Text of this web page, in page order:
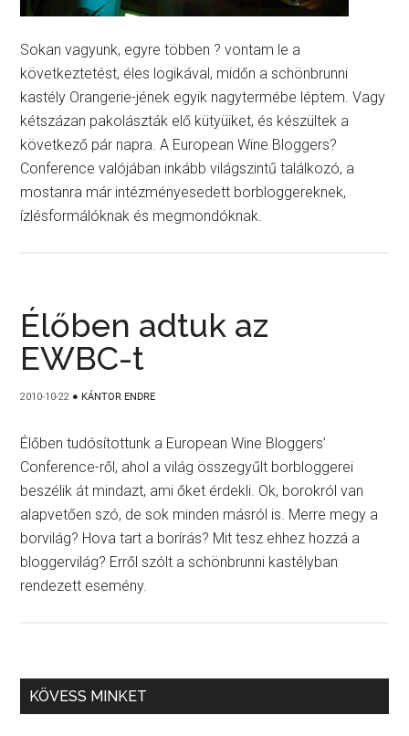
Sokan vagyunk, egyre többen ? vontam le a
következtetést, éles logikával, midőn a schönbrunni
kastély Orangerie-jének egyik nagytermébe léptem. Vagy
kétszázan pakolászták elő kütyüiket, és készültek a
következő pár napra. A European Wine Bloggers?
Conference valójában inkább világszintű találkozó, a
mostanra már intézményesedett borbloggereknek,
ízlésformálóknak és megmondóknak.
Élőben adtuk az
EWBC-t
2010-10-22 ● KÁNTOR ENDRE
Élőben tudósítottunk a European Wine Bloggers’
Conference-ről, ahol a világ összegyűlt borbloggerei
beszélik át mindazt, ami őket érdekli. Ok, borokról van
alapvetően szó, de sok minden másról is. Merre megy a
borvilág? Hova tart a borírás? Mit tesz ehhez hozzá a
bloggervilág? Erről szólt a schönbrunni kastélyban
rendezett esemény.
KÖVESS MINKET